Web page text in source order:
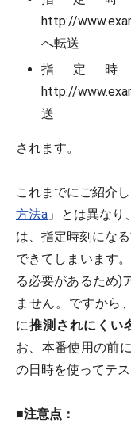
http://
へ転送
指定
http://
送
されます。
これまでにご紹介
方法a 」とは異なり、
は、指定時刻にな
できてしまいます
る必要があるため)
ません。ですから
に推測されにくい
お、本番使用の前
の日時を使ってテス
■注意点：